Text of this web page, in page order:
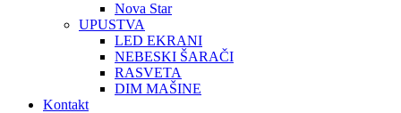
Nova Star
UPUSTVA
LED EKRANI
NEBESKI ŠARAČI
RASVETA
DIM MAŠINE
Kontakt